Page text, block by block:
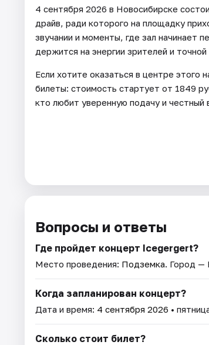
4 сентября 2026 в Новосибирске
драйв, ради которого на площадку
звучании и моменты, где зал начинает
держится на энергии зрителей и
Если хотите оказаться в центре этого
билеты: стоимость стартует от 1849
кто любит уверенную подачу и честный
Вопросы и ответы
Где пройдет концерт Icegergert?
Место проведения: Подземка. Город —
Когда запланирован концерт?
Дата и время: 4 сентября 2026 •
Сколько стоит билет?